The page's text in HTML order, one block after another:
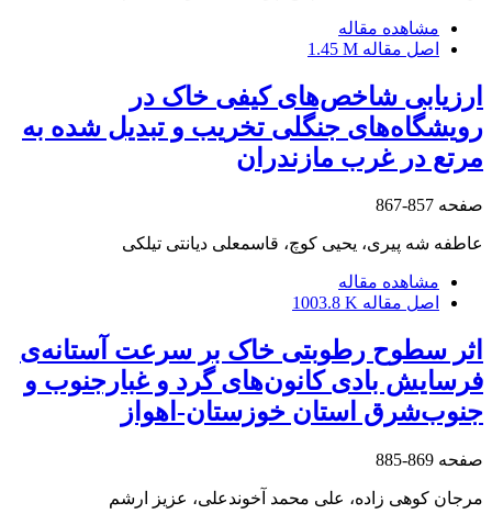
مشاهده مقاله
اصل مقاله 1.45 M
ارزیابی شاخص‌های کیفی خاک در
رویشگاه‌های جنگلی تخریب و تبدیل شده به
مرتع در غرب مازندران
صفحه 857-867
عاطفه شه پیری، یحیی کوچ، قاسمعلی دیانتی تیلکی
مشاهده مقاله
اصل مقاله 1003.8 K
اثر سطوح رطوبتی خاک بر سرعت آستانه‌ی
فرسایش بادی کانون‌های گرد و غبارجنوب و
جنوب‌شرق استان خوزستان-اهواز
صفحه 869-885
مرجان کوهی زاده، علی محمد آخوندعلی، عزیز ارشم